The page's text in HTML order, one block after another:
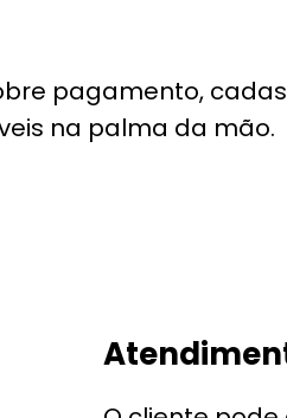
pagamento,
na palma da mão.